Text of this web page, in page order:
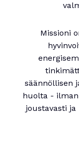
Missioni
säännöllisen
huolta -
joustavasti